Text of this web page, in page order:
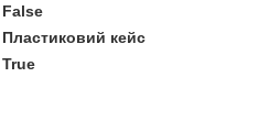
False
Пластиковий кейс
True